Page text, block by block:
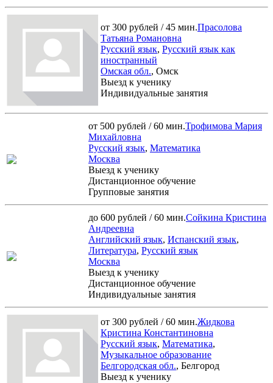
от 300 рублей / 45 мин.Прасолова
Татьяна Романовна
Русский язык, Русский язык как
иностранный
Омская обл., Омск
Выезд к ученику
Индивидуальные занятия
от 500 рублей / 60 мин.Трофимова Мария
Михайловна
Русский язык, Математика
Москва
Выезд к ученику
Дистанционное обучение
Групповые занятия
до 600 рублей / 60 мин.Сойкина Кристина
Андреевна
Английский язык, Испанский язык,
Литература, Русский язык
Москва
Выезд к ученику
Дистанционное обучение
Индивидуальные занятия
от 300 рублей / 60 мин.Жидкова
Кристина Константиновна
Русский язык, Математика,
Музыкальное образование
Белгородская обл., Белгород
Выезд к ученику